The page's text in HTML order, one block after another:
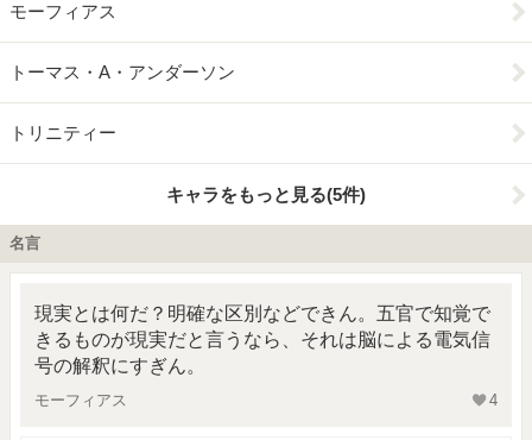
モーフィアス
トーマス・A・アンダーソン
トリニティー
キャラをもっと見る(5件)
名言
現実とは何だ？明確な区別などできん。五官で知覚で
きるものが現実だと言うなら、それは脳による電気信
号の解釈にすぎん。
モーフィアス 4